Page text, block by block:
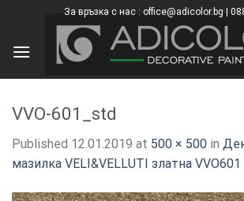
content
За връзка с нас : office@adicolor.bg |
VVO-601_std
Published 12.01.2019 at 500 × 500 in
мазилка VELI&VELLUTI златна VVO601
×